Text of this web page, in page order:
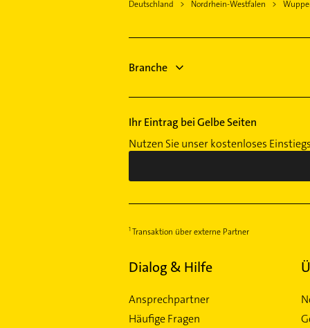
Kanalreinigung
Hausarzt
Krankengymnastik
Logopädie
Deutschland
Nordrhein-Westfalen
Branche
Ihr Eintrag bei Gelbe Seiten
Nutzen Sie unser kostenloses
Transaktion über externe Partner
Dialog & Hilfe
Ansprechpartner
Häufige Fragen